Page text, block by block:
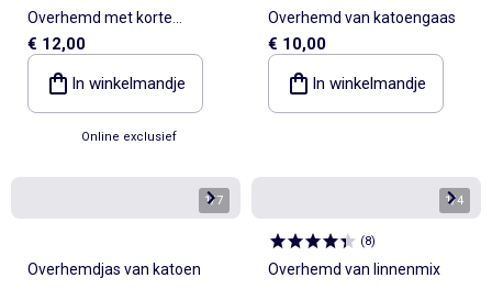
Overhemd met korte
mouwen en strepen
€ 12,00
In winkelmandje
Online exclusief
Overhemd van katoengaas
€ 10,00
In winkelmandje
1/7
Overhemdjas van katoen
1/4
(8)
Overhemd van linnenmix